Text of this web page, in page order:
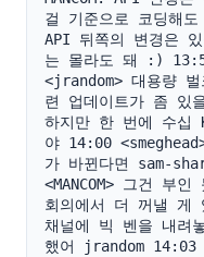
걸 기준으로 코딩해
API 뒤쪽의 변경은
는 몰라도 돼 :)
<jrandom> 대용량
련 업데이트가 좀 있
하지만 한 번에 수십
야 14:00
가 바뀐다면 sam-
<MANCOM> 그건 부
회의에서 더 꺼낼
채널에 빅 벤을 내려
했어 jrandom 14:03